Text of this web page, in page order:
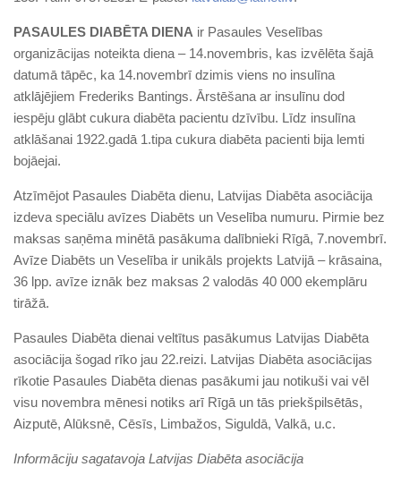
PASAULES DIABĒTA DIENA ir Pasaules Veselības
organizācijas noteikta diena – 14.novembris, kas izvēlēta šajā
datumā tāpēc, ka 14.novembrī dzimis viens no insulīna
atklājējiem Frederiks Bantings. Ārstēšana ar insulīnu dod
iespēju glābt cukura diabēta pacientu dzīvību. Līdz insulīna
atklāšanai 1922.gadā 1.tipa cukura diabēta pacienti bija lemti
bojāejai.
Atzīmējot Pasaules Diabēta dienu, Latvijas Diabēta asociācija
izdeva speciālu avīzes Diabēts un Veselība numuru. Pirmie bez
maksas saņēma minētā pasākuma dalībnieki Rīgā, 7.novembrī.
Avīze Diabēts un Veselība ir unikāls projekts Latvijā – krāsaina,
36 lpp. avīze iznāk bez maksas 2 valodās 40 000 ekemplāru
tirāžā.
Pasaules Diabēta dienai veltītus pasākumus Latvijas Diabēta
asociācija šogad rīko jau 22.reizi. Latvijas Diabēta asociācijas
rīkotie Pasaules Diabēta dienas pasākumi jau notikuši vai vēl
visu novembra mēnesi notiks arī Rīgā un tās priekšpilsētās,
Aizputē, Alūksnē, Cēsīs, Limbažos, Siguldā, Valkā, u.c.
Informāciju sagatavoja Latvijas Diabēta asociācija